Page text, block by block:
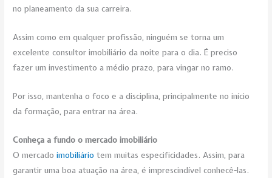
no planeamento da sua carreira.
Assim como em qualquer profissão, ninguém se torna um
excelente consultor imobiliário da noite para o dia. É preciso
fazer um investimento a médio prazo, para vingar no ramo.
Por isso, mantenha o foco e a disciplina, principalmente no início
da formação, para entrar na área.
Conheça a fundo o mercado imobiliário
O mercadoimobiliário tem muitas especificidades. Assim, para
garantir uma boa atuação na área, é imprescindível conhecê-las.